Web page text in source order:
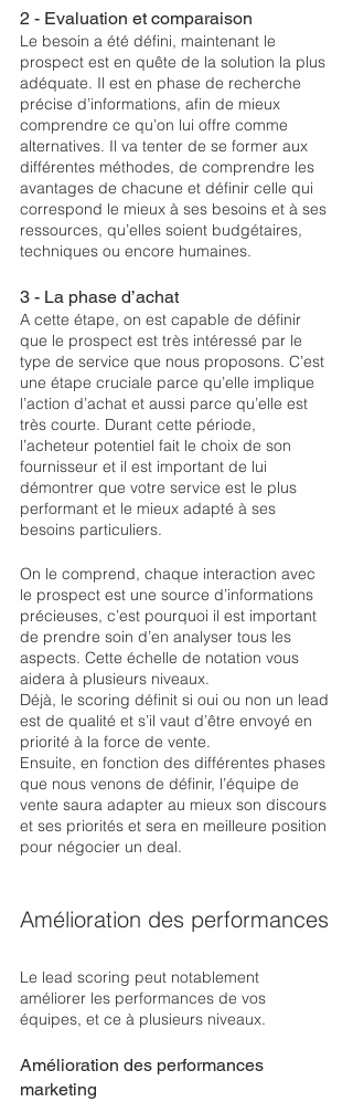
2 - Evaluation et comparaison
Le besoin a été défini, maintenant le
prospect est en quête de la solution la plus
adéquate. Il est en phase de recherche
précise d’informations, afin de mieux
comprendre ce qu’on lui offre comme
alternatives. Il va tenter de se former aux
différentes méthodes, de comprendre les
avantages de chacune et définir celle qui
correspond le mieux à ses besoins et à ses
ressources, qu’elles soient budgétaires,
techniques ou encore humaines.
3 - La phase d’achat
A cette étape, on est capable de définir
que le prospect est très intéressé par le
type de service que nous proposons. C’est
une étape cruciale parce qu’elle implique
l’action d’achat et aussi parce qu’elle est
très courte. Durant cette période,
l’acheteur potentiel fait le choix de son
fournisseur et il est important de lui
démontrer que votre service est le plus
performant et le mieux adapté à ses
besoins particuliers.
On le comprend, chaque interaction avec
le prospect est une source d’informations
précieuses, c’est pourquoi il est important
de prendre soin d’en analyser tous les
aspects. Cette échelle de notation vous
aidera à plusieurs niveaux.
Déjà, le scoring définit si oui ou non un lead
est de qualité et s’il vaut d’être envoyé en
priorité à la force de vente.
Ensuite, en fonction des différentes phases
que nous venons de définir, l’équipe de
vente saura adapter au mieux son discours
et ses priorités et sera en meilleure position
pour négocier un deal.
Amélioration des performances
Le lead scoring peut notablement
améliorer les performances de vos
équipes, et ce à plusieurs niveaux.
Amélioration des performances
marketing